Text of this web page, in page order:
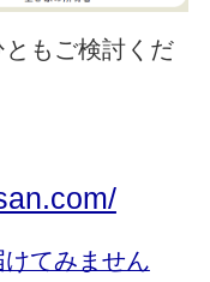
もご検討くだ
てみません